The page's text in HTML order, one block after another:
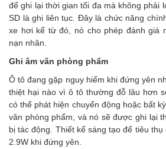
để ghi lại thời gian tối đa mà không phải
SD là ghi liên tục. Đây là chức năng
xe hơi kể từ đó, nó cho phép đánh giá
nạn nhân.
Ghi âm văn phòng phẩm
Ô tô đang gặp nguy hiểm khi đứng yên
thiệt hại nào vì ô tô thường đỗ lâu hơn
có thể phát hiện chuyển động hoặc bất
văn phòng phẩm, và nó sẽ được ghi lại
bị tác động. Thiết kế sáng tạo để tiêu
2.9W khi đứng yên.